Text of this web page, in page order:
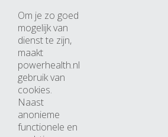
4817 ZH breda
Nederland
Horaires d’ouvertures
Du lundi au jeudi: 09:00 – 17:00
Vendredi: 09:00 – 15:00
Om je zo goed
mogelijk van
dienst te zijn,
maakt
powerhealth.nl
gebruik van
cookies.
Naast
anonieme
functionele en